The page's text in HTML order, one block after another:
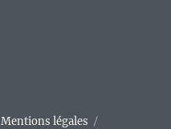
Mentions légales